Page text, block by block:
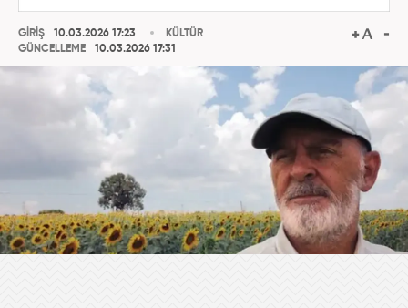
GİRİŞ
10.03.2026 17:23
GÜNCELLEME
10.03.2026 17:31
KÜLTÜR